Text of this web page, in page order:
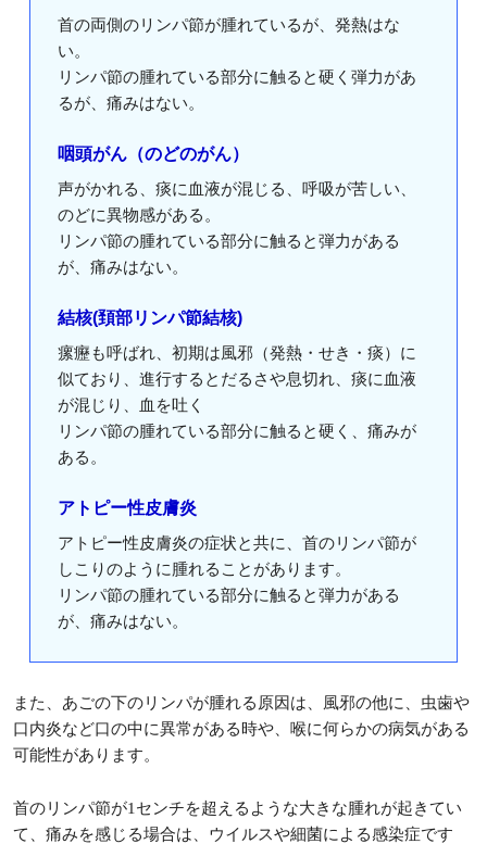
首の両側のリンパ節が腫れているが、発熱はな
い。
リンパ節の腫れている部分に触ると硬く弾力があ
るが、痛みはない。
咽頭がん（のどのがん）
声がかれる、痰に血液が混じる、呼吸が苦しい、
のどに異物感がある。
リンパ節の腫れている部分に触ると弾力がある
が、痛みはない。
結核(頚部リンパ節結核)
瘰癧も呼ばれ、初期は風邪（発熱・せき・痰）に
似ており、進行するとだるさや息切れ、痰に血液
が混じり、血を吐く
リンパ節の腫れている部分に触ると硬く、痛みが
ある。
アトピー性皮膚炎
アトピー性皮膚炎の症状と共に、首のリンパ節が
しこりのように腫れることがあります。
リンパ節の腫れている部分に触ると弾力がある
が、痛みはない。
また、あごの下のリンパが腫れる原因は、風邪の他に、虫歯や
口内炎など口の中に異常がある時や、喉に何らかの病気がある
可能性があります。
首のリンパ節が1センチを超えるような大きな腫れが起きてい
て、痛みを感じる場合は、ウイルスや細菌による感染症です